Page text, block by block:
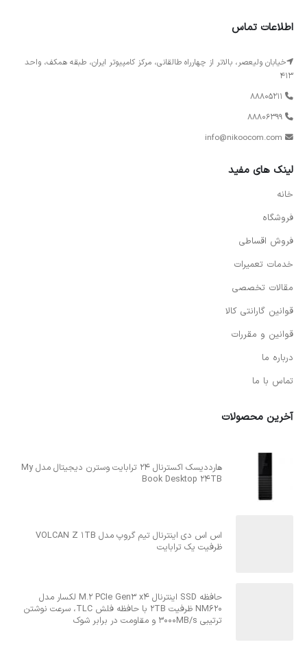
اطلاعات تماس
خیابان ولیعصر، بالاتر از چهارراه طالقانی، مرکز کامپیوتر ایران، طبقه همکف، واحد
413
88805211
88806399
info@nikoocom.com
لینک های مفید
خانه
فروشگاه
فروش اقساطی
خدمات تعمیرات
مقالات تخصصی
قوانین گارانتی کالا
قوانین و مقررات
درباره ما
تماس با ما
آخرین محصولات
هارددیسک اکسترنال 24 ترابایت وسترن دیجیتال مدل My
Book Desktop 24TB
اس اس دی اینترنال تیم گروپ مدل VOLCAN Z 1TB
ظرفیت یک ترابایت
حافظه SSD اینترنال M.2 PCIe Gen3 x4 لکسار مدل
NM620 ظرفیت 2TB با حافظه فلش TLC، سرعت نوشتن
ترتیبی 3000MB/s و مقاومت در برابر شوک